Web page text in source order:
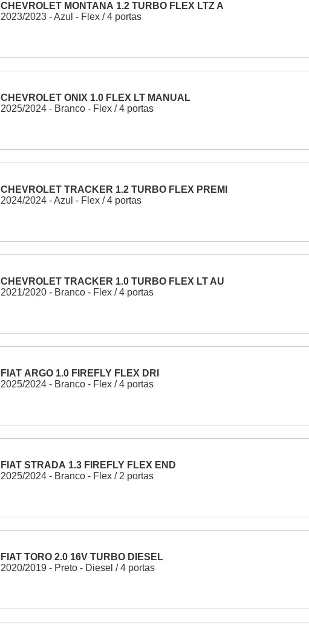
CHEVROLET MONTANA 1.2 TURBO FLEX LTZ A
2023/2023 - Azul - Flex / 4 portas
CHEVROLET ONIX 1.0 FLEX LT MANUAL
2025/2024 - Branco - Flex / 4 portas
CHEVROLET TRACKER 1.2 TURBO FLEX PREMI
2024/2024 - Azul - Flex / 4 portas
CHEVROLET TRACKER 1.0 TURBO FLEX LT AU
2021/2020 - Branco - Flex / 4 portas
FIAT ARGO 1.0 FIREFLY FLEX DRI
2025/2024 - Branco - Flex / 4 portas
FIAT STRADA 1.3 FIREFLY FLEX END
2025/2024 - Branco - Flex / 2 portas
FIAT TORO 2.0 16V TURBO DIESEL
2020/2019 - Preto - Diesel / 4 portas